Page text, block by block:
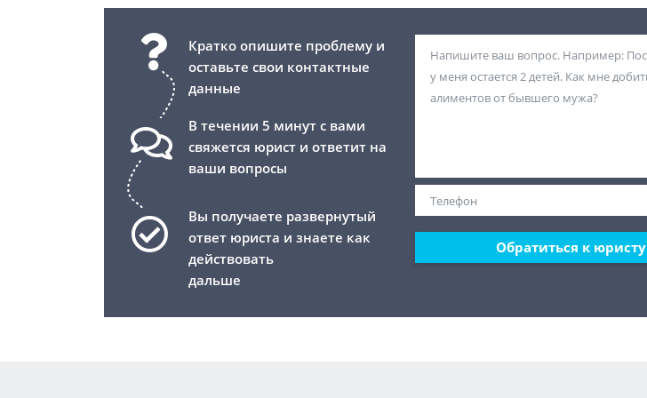
Кратко опишите проблему и
оставьте свои контактные
данные
В течении 5 минут с вами
свяжется юрист и ответит на
ваши вопросы
Вы получаете развернутый
ответ юриста и знаете как
действовать
дальше
Обратиться к юристу